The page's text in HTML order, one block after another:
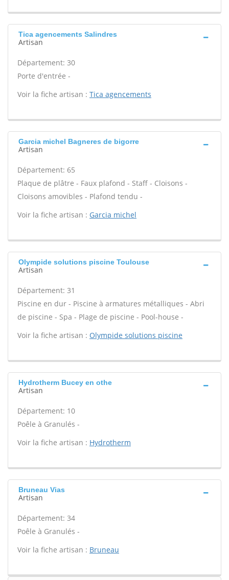
Tica agencements Salindres
Artisan
Département: 30
Porte d'entrée -
Voir la fiche artisan : Tica agencements
Garcia michel Bagneres de bigorre
Artisan
Département: 65
Plaque de plâtre - Faux plafond - Staff - Cloisons -
Cloisons amovibles - Plafond tendu -
Voir la fiche artisan : Garcia michel
Olympide solutions piscine Toulouse
Artisan
Département: 31
Piscine en dur - Piscine à armatures métalliques - Abri
de piscine - Spa - Plage de piscine - Pool-house -
Voir la fiche artisan : Olympide solutions piscine
Hydrotherm Bucey en othe
Artisan
Département: 10
Poêle à Granulés -
Voir la fiche artisan : Hydrotherm
Bruneau Vias
Artisan
Département: 34
Poêle à Granulés -
Voir la fiche artisan : Bruneau